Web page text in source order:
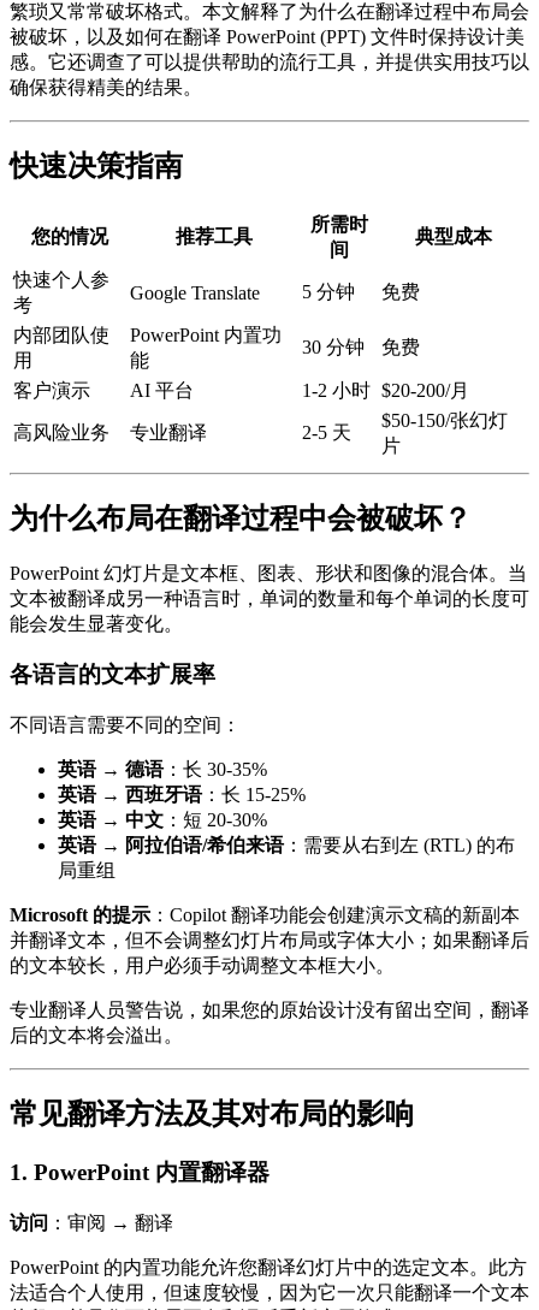
繁琐又常常破坏格式。本文解释了为什么在翻译过程中布局会
被破坏，以及如何在翻译 PowerPoint (PPT) 文件时保持设计美
感。它还调查了可以提供帮助的流行工具，并提供实用技巧以
确保获得精美的结果。
快速决策指南
您的情况 推荐工具
所需时
间
典型成本
快速个人参
考
Google Translate 5 分钟 免费
内部团队使
用
PowerPoint 内置功
能
30 分钟 免费
客户演示 AI 平台 1-2 小时 $20-200/月
高风险业务 专业翻译 2-5 天
$50-150/张幻灯
片
为什么布局在翻译过程中会被破坏？
PowerPoint 幻灯片是文本框、图表、形状和图像的混合体。当
文本被翻译成另一种语言时，单词的数量和每个单词的长度可
能会发生显著变化。
各语言的文本扩展率
不同语言需要不同的空间：
英语 → 德语：长 30-35%
英语 → 西班牙语：长 15-25%
英语 → 中文 ：短 20-30%
英语 → 阿拉伯语/希伯来语：需要从右到左 (RTL) 的布
局重组
Microsoft 的提示 ：Copilot 翻译功能会创建演示文稿的新副本
并翻译文本，但不会调整幻灯片布局或字体大小；如果翻译后
的文本较长，用户必须手动调整文本框大小。
专业翻译人员警告说，如果您的原始设计没有留出空间，翻译
后的文本将会溢出。
常见翻译方法及其对布局的影响
1. PowerPoint 内置翻译器
访问 ：审阅 → 翻译
PowerPoint 的内置功能允许您翻译幻灯片中的选定文本。此方
法适合个人使用，但速度较慢，因为它一次只能翻译一个文本